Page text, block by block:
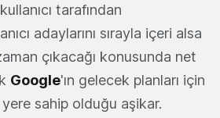
tarafından
adaylarını sırayla içeri alsa
çıkacağı konusunda net
Google'ın gelecek planları için
sahip olduğu aşikar.